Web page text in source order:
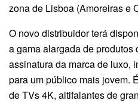
zona de Lisboa (Amoreiras e
O novo distribuidor terá
a gama alargada de produtos
assinatura da marca de luxo,
para um público mais jovem.
de TVs 4K, altifalantes de